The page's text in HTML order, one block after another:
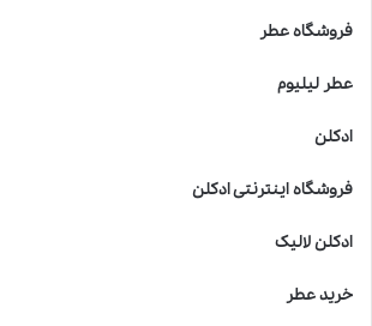
فروشگاه عطر
عطر لیلیوم
ادکلن
فروشگاه اینترنتی ادکلن
ادکلن لالیک
خرید عطر